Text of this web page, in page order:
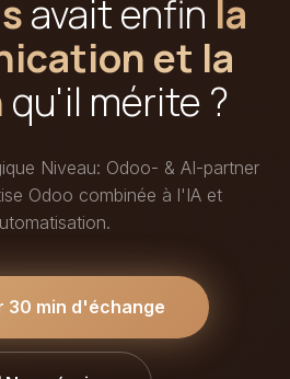
avait enfin la
et la
qu'il mérite ?
Niveau: Odoo- & AI-partner
Odoo combinée à l'IA et
30 min d'échange